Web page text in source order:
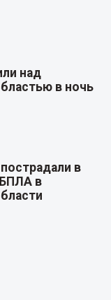
над
в ночь
в
БПЛА в